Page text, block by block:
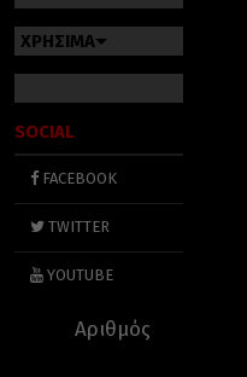
ΧΡΗΣΙΜΑ
SOCIAL
FACEBOOK
TWITTER
YOUTUBE
Αριθμός